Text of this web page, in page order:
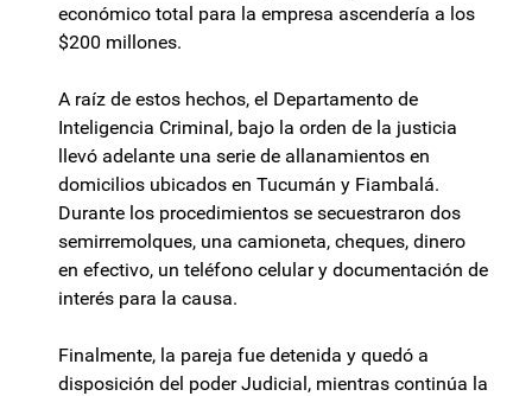
económico total para la empresa ascendería a los
$200 millones.
A raíz de estos hechos, el Departamento de
Inteligencia Criminal, bajo la orden de la justicia
llevó adelante una serie de allanamientos en
domicilios ubicados en Tucumán y Fiambalá.
Durante los procedimientos se secuestraron dos
semirremolques, una camioneta, cheques, dinero
en efectivo, un teléfono celular y documentación de
interés para la causa.
Finalmente, la pareja fue detenida y quedó a
disposición del poder Judicial, mientras continúa la